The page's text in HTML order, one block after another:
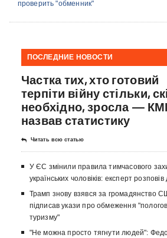
проверить "обменник"
ПОСЛЕДНИЕ НОВОСТИ
Частка тих, хто готовий
терпіти війну стільки,
необхідно, зросла —
назвав статистику
Читать всю статью
У ЄС змінили правила тимчасового
українських чоловіків: експерт розповів
Трамп знову взявся за громадянство
підписав укази про обмеження
туризму"
"Не можна просто тягнути людей":